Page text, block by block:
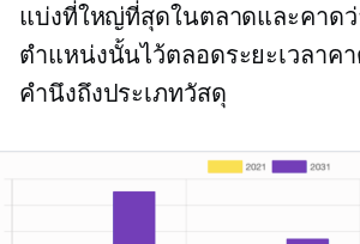
แบ่งที่ใหญ่ที่สุดในตลาดและคาดว่
ตำแหน่งนั้นไว้ตลอดระยะเวลาค
คำนึงถึงประเภทวัสดุ